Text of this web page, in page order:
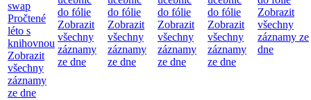
swap
Pročtené
léto s
knihovnou
Zobrazit
všechny
záznamy
ze dne
do fólie
Zobrazit
všechny
záznamy
ze dne
do fólie
Zobrazit
všechny
záznamy
ze dne
do fólie
Zobrazit
všechny
záznamy
ze dne
do fólie
Zobrazit
všechny
záznamy
ze dne
Zobrazit
všechny
záznamy ze
dne